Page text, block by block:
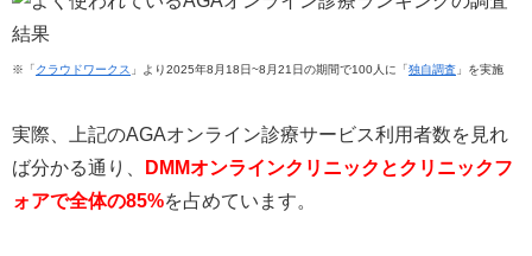
※「クラウドワークス 」より2025年8月18日~8月21日の期間で100人に「独自調査 」を実施
実際、上記のAGAオンライン診療サービス利用者数を見れ
ば分かる通り、
DMMオンラインクリニックとクリニックフ
ォアで全体の85%を占めています。